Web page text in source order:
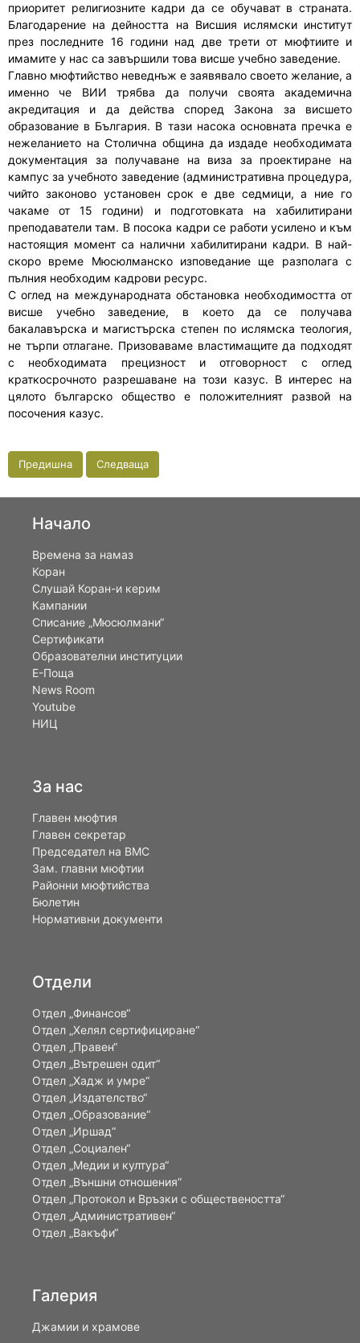
приоритет религиозните кадри да се обучават в страната.
Благодарение на дейността на Висшия ислямски институт
през последните 16 години над две трети от мюфтиите и
имамите у нас са завършили това висше учебно заведение.
Главно мюфтийство неведнъж е заявявало своето желание, а
именно че ВИИ трябва да получи своята академична
акредитация и да действа според Закона за висшето
образование в България. В тази насока основната пречка е
нежеланието на Столична община да издаде необходимата
документация за получаване на виза за проектиране на
кампус за учебното заведение (административна процедура,
чийто законово установен срок е две седмици, а ние го
чакаме от 15 години) и подготовката на хабилитирани
преподаватели там. В посока кадри се работи усилено и към
настоящия момент са налични хабилитирани кадри. В най-
скоро време Мюсюлманско изповедание ще разполага с
пълния необходим кадрови ресурс.
С оглед на международната обстановка необходимостта от
висше учебно заведение, в което да се получава
бакалавърска и магистърска степен по ислямска теология,
не търпи отлагане. Призоваваме властимащите да подходят
с необходимата прецизност и отговорност с оглед
краткосрочното разрешаване на този казус. В интерес на
цялото българско общество е положителният развой на
посочения казус.
Предишна Следваща
Начало
Времена за намаз
Коран
Слушай Коран-и керим
Кампании
Списание „Мюсюлмани“
Сертификати
Образователни институции
Е-Поща
News Room
Youtube
НИЦ
За нас
Главен мюфтия
Главен секретар
Председател на ВМС
Зам. главни мюфтии
Районни мюфтийства
Бюлетин
Нормативни документи
Отдели
Отдел „Финансов“
Отдел „Хелял сертифициране“
Отдел „Правен“
Отдел „Вътрешен одит“
Отдел „Хадж и умре“
Отдел „Издателство“
Отдел „Образование“
Отдел „Иршад“
Отдел „Социален“
Отдел „Медии и култура“
Отдел „Външни отношения”
Oтдел „Протокол и Връзки с обществеността“
Отдел „Административен“
Отдел „Вакъфи“
Галерия
Джамии и храмове